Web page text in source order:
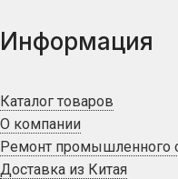
Информация
Каталог товаров
О компании
Ремонт промышленного
Доставка из Китая